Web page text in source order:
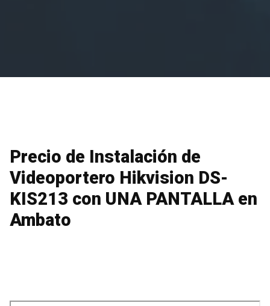
Precio de Instalación de
Videoportero Hikvision DS-
KIS213 con UNA PANTALLA en
Ambato